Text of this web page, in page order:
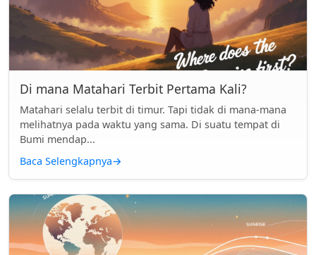
Di mana Matahari Terbit Pertama Kali?
Matahari selalu terbit di timur. Tapi tidak di mana-mana
melihatnya pada waktu yang sama. Di suatu tempat di
Bumi mendap...
Baca Selengkapnya→